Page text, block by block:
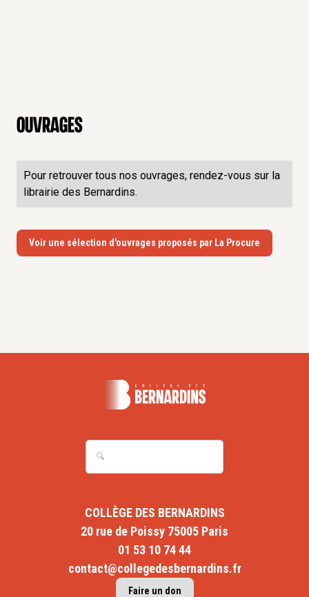
Ouvrages
Pour retrouver tous nos ouvrages, rendez-vous sur la
librairie des Bernardins.
Voir une sélection d'ouvrages proposés par La Procure
COLLÈGE DES BERNARDINS
20 rue de Poissy 75005 Paris
01 53 10 74 44
contact@collegedesbernardins.fr
Faire un don